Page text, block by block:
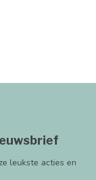
leukste acties en